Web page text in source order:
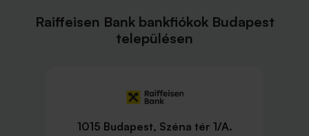
Raiffeisen Bank bankfiókok Budapest
településen
1015 Budapest, Széna tér 1/A.